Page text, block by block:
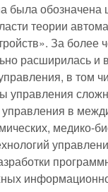
была
теории
За более
расширилась и
в том
управления
в
медико-